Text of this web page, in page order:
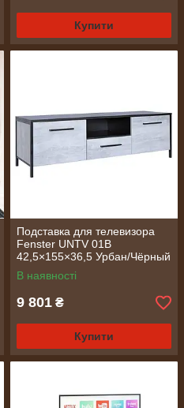
Купити
Подставка для телевизора
Fenster UNTV 01B
42,5×155×36,5 Урбан/Чёрный
В наявності
9 801 ₴
Купити